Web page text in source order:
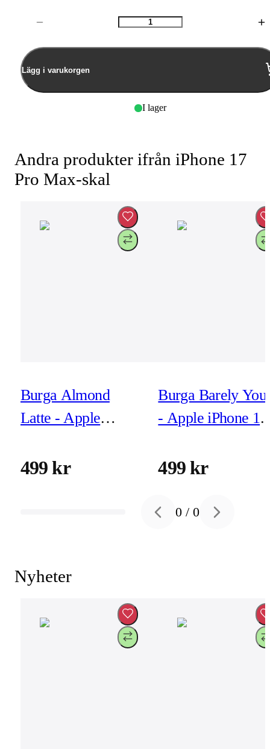
Antal
Lägg i varukorgen
I lager
Andra produkter ifrån iPhone 17
Pro Max-skal
Burga Almond
Latte - Apple
Tough MagSafe
499 kr
Burga Barely
- Apple iPhone 17
MagSafe
499 kr
Previous slide
0 /0 Next slide
Nyheter